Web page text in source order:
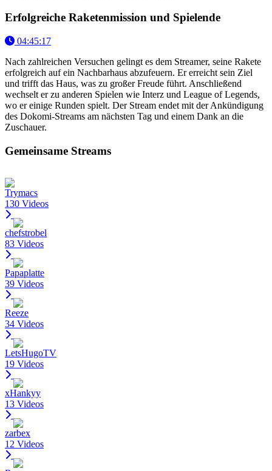
Erfolgreiche Raketenmission und Spielende
04:45:17
Nach zahlreichen Versuchen gelingt es dem Streamer, seine Rakete
erfolgreich auf ein Nachbarhaus abzufeuern. Er erreicht sein Ziel
und trifft das Haus, was zu großer Freude führt. Anschließend
wechselt er zu anderen Spielen wie Interz und League of Legends,
wo er einige Runden spielt. Der Stream endet mit der Ankündigung
des Dokomi-Streams am nächsten Tag und einem Dank an die
Zuschauer.
Gemeinsame Streams
Trymacs
130 Videos
chefstrobel
83 Videos
Papaplatte
39 Videos
Reeze
34 Videos
LetsHugoTV
19 Videos
xHankyy
13 Videos
zarbex
12 Videos